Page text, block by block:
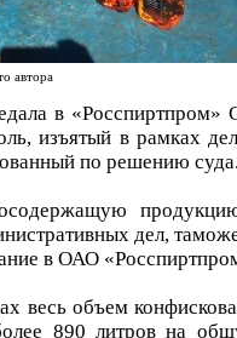
автора
в «Росспиртпром»
изъятый в рамках
по решению
дел,
в ОАО
весь объем
890 литров на